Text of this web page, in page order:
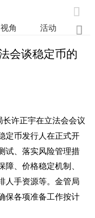

视角 活动 业

会谈稳定币的
长许正宇在立法会会议
定币发行人在正式开
试、落实风险管理措
、价格稳定机制、
人手资源等。金管局
保各项准备工作按计